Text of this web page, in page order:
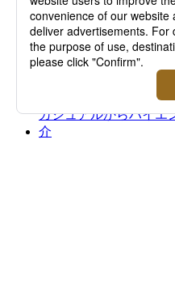
【2026年ビジネススニーカ
おすすめシューズブランド6選